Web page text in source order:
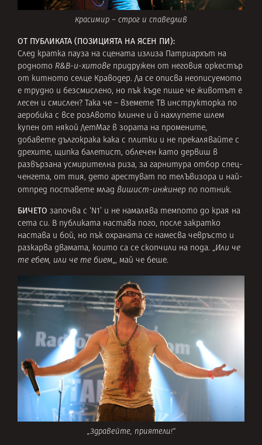
Красимир – строг и спаведлив
ОТ ПУБЛИКАТА (ПОЗИЦИЯТА НА ЯСЕН ПИ):
След кратка пауза на сцената излиза Патриархът на
родното R&B-и-хитове придружен от неговия оркестър
от китното селце Краводер. Да се описва неописуемото
е трудно и безсмислено, но пък къде пише че животът е
лесен и смислен? Така че – вземете ТВ инструкторка по
аеробика с все розАвото клинче и й нахлупете шлем
купен от някой ДетМаг в зората на промените,
добавете дългокрака кака с плитки и не прекалявайте с
дрехите, щипка балетист, облечен като дервиш в
развързана усмирителна риза, за гарнитура отбор спец-
ченгета, от тия, дето арестуват по телЪвизора и най-
отпред поставете млад вишист-инжинер по потник.
БИЧЕТО започва с ‘N1’ и не намалява темпото до края на
сета си. В публиката настава пого, после закратко
настава и бой, но пък охраната се намесва чевръсто и
разкарва двамата, които са се скопчили на пода. „Или че
те ебем, или че те бием„, май че беше.
„Здравейте, приятели!“